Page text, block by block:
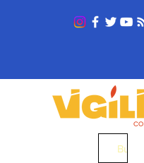
Busca